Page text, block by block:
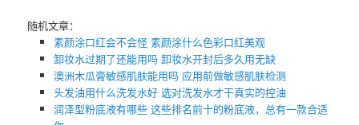
随机文章：
素颜涂口红会不会怪 素颜涂什么色彩口红美观
卸妆水过期了还能用吗 ​卸妆水开封后多久用无缺
澳洲木瓜膏敏感肌肤能用吗 应用前做敏感肌肤检测
头发油用什么洗发水好 选对洗发水才干真实的控油
润泽型粉底液有哪些 这些排名前十的粉底液，总有一款合适